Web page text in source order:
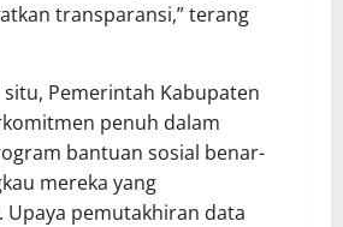
transparansi,” terang
Pemerintah Kabupaten
penuh dalam
bantuan sosial benar-
mereka yang
Upaya pemutakhiran data